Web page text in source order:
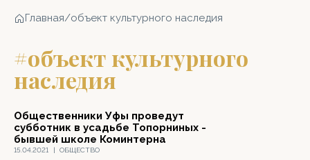
Главная/объект культурного наследия
#объект культурного
наследия
15.04.2021 | ОБЩЕСТВО
Общественники Уфы проведут
субботник в усадьбе Топорниных -
бывшей школе Коминтерна